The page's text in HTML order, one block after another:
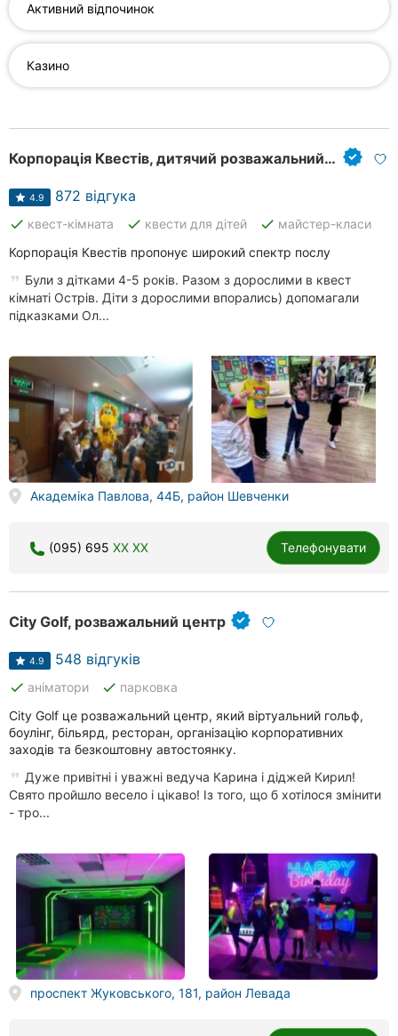
міста:
Харків
Вінниця
Житомир
Тернопіль
Хмельницький
Одеса
Кропивницький
Київ
Запоріжжя
Дніпро
Львів
Кривий
Черкаси
Чернівці
Суми
Луцьк
Ужгород
Карпати
Активний відпочинок
Казино
Корпорація Квестів, дитячий розважальний центр
4.9 872 відгука
done квест-кімната done квести для дітей done майстер-класи
Корпорація Квестів пропонує широкий спектр послу
Були з дітками 4-5 років. Разом з дорослими в квест
кімнаті Острів. Діти з дорослими впорались) допомагали
підказками Ол...
Академіка Павлова, 44Б, район Шевченки
(095) 695 XX XX Телефонувати
City Golf, розважальний центр
4.9 548 відгуків
done аніматори done парковка
City Golf це розважальний центр, який віртуальний гольф,
боулінг, більярд, ресторан, організацію корпоративних
заходів та безкоштовну автостоянку.
Дуже привітні і уважні ведуча Карина і діджей Кирил!
Свято пройшло весело і цікаво! Із того, що б хотілося змінити
- тро...
проспект Жуковського, 181, район Левада